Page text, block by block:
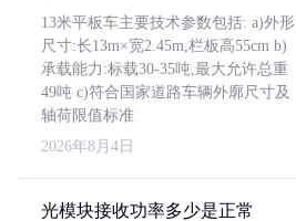
13米平板车主要技术参数包括: a)外形
尺寸:长13m×宽2.45m,栏板高55cm b)
承载能力:标载30-35吨,最大允许总重
49吨 c)符合国家道路车辆外廓尺寸及
轴荷限值标准
2026年8月4日
光模块接收功率多少是正常